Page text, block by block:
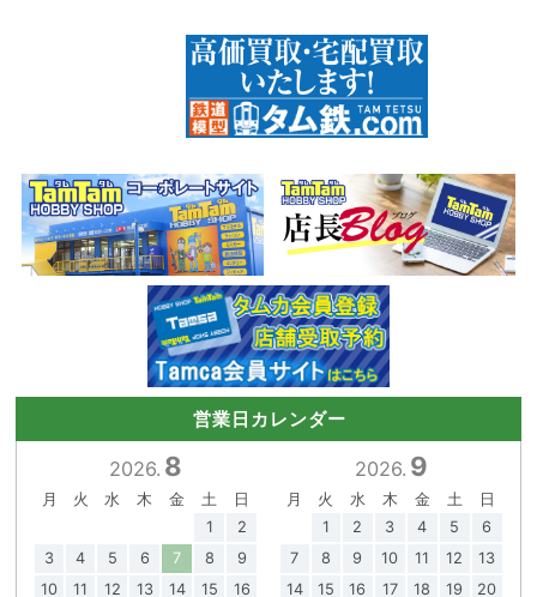
営業日カレンダー
2026. 8
月 火 水 木 金 土
日
1
2
3
4 5 6 7 8
9
10
11 12 13 14 15
16
2026. 9
月 火 水 木 金 土
日
1
2 3 4 5
6
7
8 9 10 11 12
13
14
15 16 17 18 19
20